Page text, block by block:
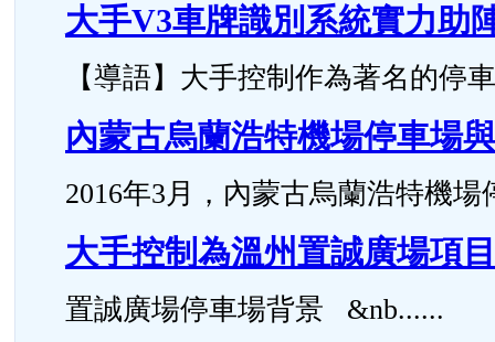
大手V3車牌識別系統實力助
【導語】大手控制作為著名的停
內蒙古烏蘭浩特機場停車場
2016年3月，內蒙古烏蘭浩特
大手控制為溫州置誠廣場項
置誠廣場停車場背景 &nb......